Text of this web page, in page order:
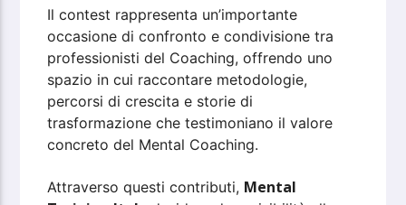
Il contest rappresenta un’importante
occasione di confronto e condivisione tra
professionisti del Coaching, offrendo uno
spazio in cui raccontare metodologie,
percorsi di crescita e storie di
trasformazione che testimoniano il valore
concreto del Mental Coaching.
Attraverso questi contributi, Mental